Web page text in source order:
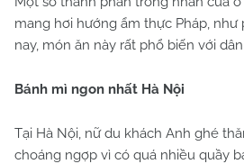
mang hơi hướng ẩm thực Pháp, như
nay, món ăn này rất phổ biến với
Bánh mì ngon nhất Hà Nội
Tại Hà Nội, nữ du khách Anh ghé
choáng ngợp vì có quá nhiều quầy